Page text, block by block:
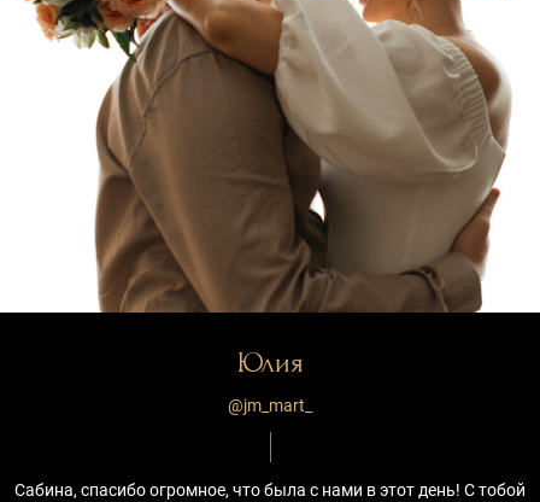
Юлия
@jm_mart_
Сабина, спасибо огромное, что была с нами в этот день! С тобой